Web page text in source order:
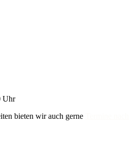
Uhr
bieten wir auch gerne